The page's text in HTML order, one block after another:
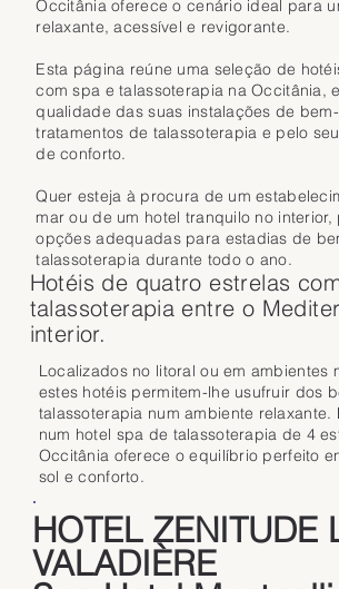
Occitânia oferece o cenário ideal para
relaxante, acessível e revigorante.
Esta página reúne uma seleção de
com spa e talassoterapia na Occitânia,
qualidade das suas instalações de
tratamentos de talassoterapia e pelo
de conforto.
Quer esteja à procura de um
mar ou de um hotel tranquilo no
opções adequadas para estadias de
talassoterapia durante todo o ano.
Hotéis de quatro estrelas
talassoterapia entre o
interior.
Localizados no litoral ou em ambientes
estes hotéis permitem-lhe usufruir dos
talassoterapia num ambiente relaxante.
num hotel spa de talassoterapia de 4
Occitânia oferece o equilíbrio perfeito
sol e conforto.
HOTEL ZENITUDE
VALADIÈRE